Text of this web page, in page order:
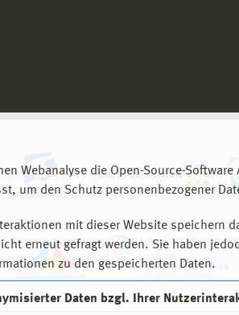
Webanalyse die Open-Source-Software
um den Schutz personenbezogener
mit dieser Website speichern
erneut gefragt werden. Sie haben
zu den gespeicherten Daten.
Daten bzgl. Ihrer